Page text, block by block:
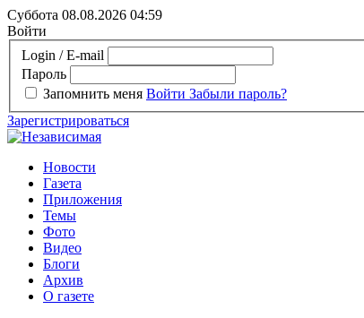
Суббота 08.08.2026 04:59
Войти
Login / E-mail
Пароль
Запомнить меня Войти Забыли пароль?
Зарегистрироваться
Новости
Газета
Приложения
Темы
Фото
Видео
Блоги
Архив
О газете